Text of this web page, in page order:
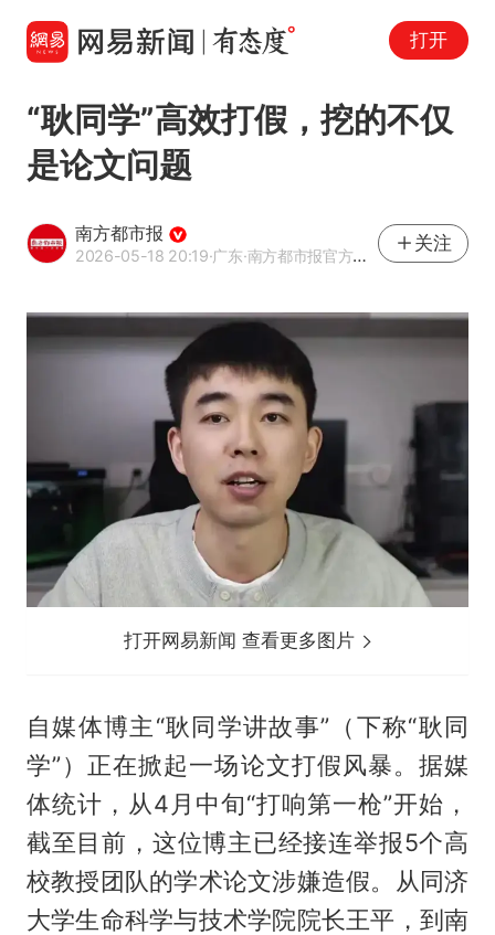
打开
“耿同学”高效打假，挖的不仅
是论文问题
南方都市报
2026-05-18 20:19·广东·南方都市报官方网易号
关注
打开网易新闻 查看更多图片
自媒体博主“耿同学讲故事”（下称“耿同
学”）正在掀起一场论文打假风暴。据媒
体统计，从4月中旬“打响第一枪”开始，
截至目前，这位博主已经接连举报5个高
校教授团队的学术论文涉嫌造假。从同济
大学生命科学与技术学院院长王平，到南